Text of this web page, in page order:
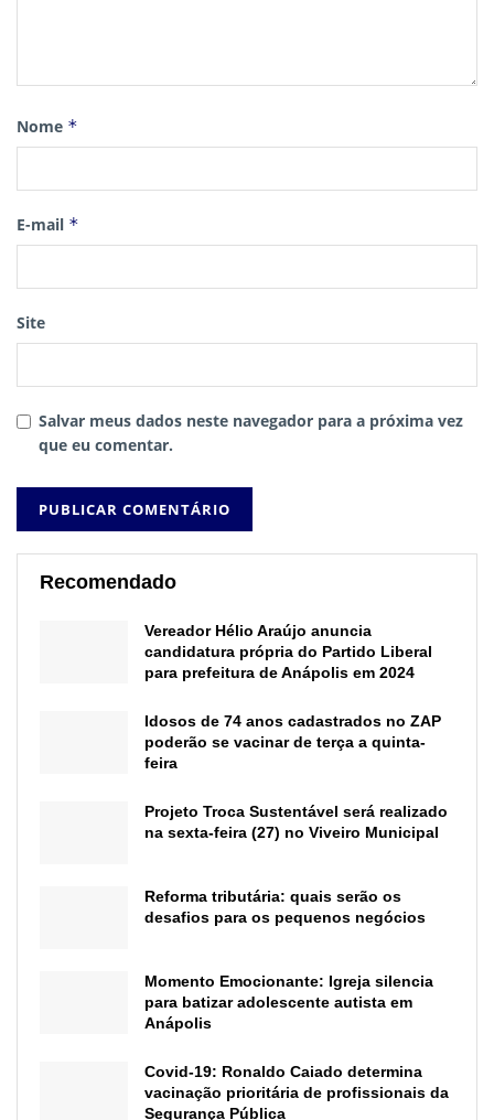
Nome *
E-mail *
Site
Salvar meus dados neste navegador para a próxima vez
que eu comentar.
Recomendado
Vereador Hélio Araújo anuncia
candidatura própria do Partido Liberal
para prefeitura de Anápolis em 2024
Idosos de 74 anos cadastrados no ZAP
poderão se vacinar de terça a quinta-
feira
Projeto Troca Sustentável será realizado
na sexta-feira (27) no Viveiro Municipal
Reforma tributária: quais serão os
desafios para os pequenos negócios
Momento Emocionante: Igreja silencia
para batizar adolescente autista em
Anápolis
Covid-19: Ronaldo Caiado determina
vacinação prioritária de profissionais da
Segurança Pública